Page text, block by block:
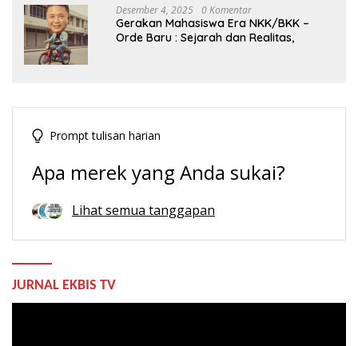
Desember 4, 2025 0 Komentar
Gerakan Mahasiswa Era NKK/BKK –
Orde Baru : Sejarah dan Realitas,
Prompt tulisan harian
Apa merek yang Anda sukai?
Lihat semua tanggapan
JURNAL EKBIS TV